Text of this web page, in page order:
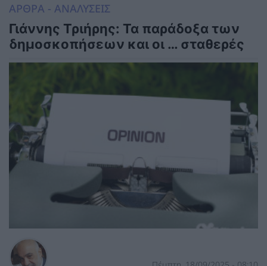
ΑΡΘΡΑ - ΑΝΑΛΥΣΕΙΣ
Γιάννης Τριήρης: Τα παράδοξα των
δημοσκοπήσεων και οι … σταθερές